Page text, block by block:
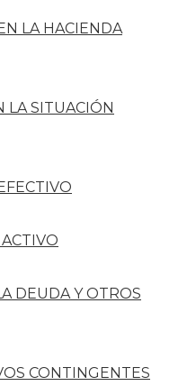
LA HACIENDA
LA SITUACIÓN
DEUDA Y OTROS
CONTINGENTES